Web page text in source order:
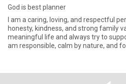
God is best planner
I am a caring, loving, and respectful
honesty, kindness, and strong family
meaningful life and always try to
am responsible, calm by nature, and